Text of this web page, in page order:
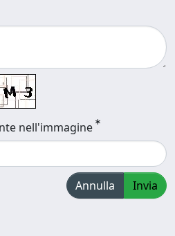
nell'immagine
Annulla Invia